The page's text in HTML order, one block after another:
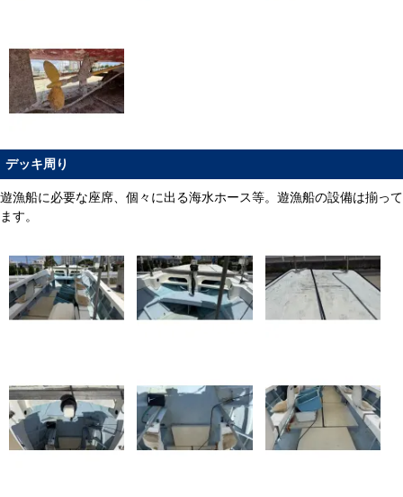
デッキ周り
遊漁船に必要な座席、個々に出る海水ホース等。遊漁船の設備は揃って
ます。